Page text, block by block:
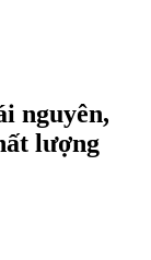
nguyên,
lượng